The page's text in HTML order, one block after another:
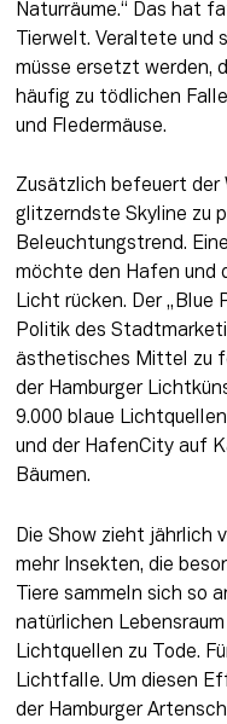
Naturräume.“ Das hat
Tierwelt. Veraltete
müsse ersetzt werden,
häufig zu tödlichen
und Fledermäuse.
Zusätzlich befeuert der
glitzerndste Skyline zu
Beleuchtungstrend.
möchte den Hafen und
Licht rücken. Der „Blue
Politik des
ästhetisches Mittel zu
der Hamburger
9.000 blaue
und der HafenCity auf
Bäumen.
Die Show zieht jährlich
mehr Insekten, die
Tiere sammeln sich so
natürlichen
Lichtquellen zu Tode.
Lichtfalle. Um diesen
der Hamburger